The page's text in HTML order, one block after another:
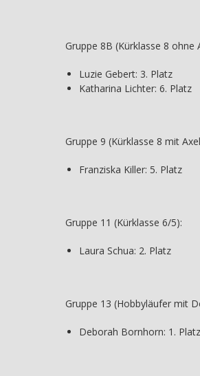
Gruppe 8B (Kürklasse 8 ohne
Luzie Gebert: 3. Platz
Katharina Lichter: 6. Platz
Gruppe 9 (Kürklasse 8 mit
Franziska Killer: 5. Platz
Gruppe 11 (Kürklasse 6/5):
Laura Schua: 2. Platz
Gruppe 13 (Hobbyläufer mit
Deborah Bornhorn: 1. Platz